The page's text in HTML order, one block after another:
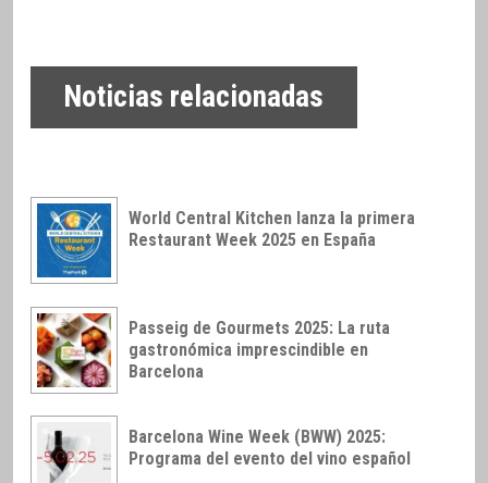
Noticias relacionadas
World Central Kitchen lanza la primera
Restaurant Week 2025 en España
Passeig de Gourmets 2025: La ruta
gastronómica imprescindible en
Barcelona
Barcelona Wine Week (BWW) 2025:
Programa del evento del vino español